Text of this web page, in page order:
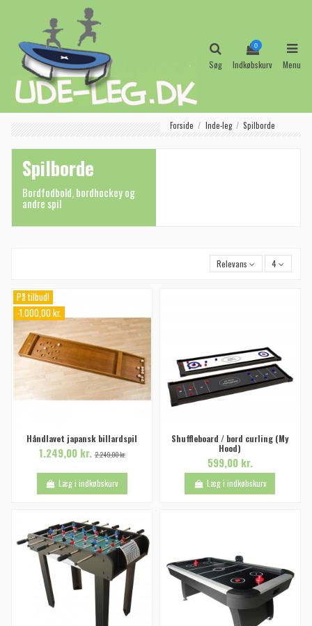
Søg
0
Indkøbskurv Menu
Forside Inde-leg Spilborde
Spilborde
Bordfodbold, bordhockey og
andre spil
Relevans 4
På tilbud!
-1.000,00 kr.
Håndlavet japansk billardspil
1.249,00 kr.2.249,00 kr.
Læg i indkøbskurv
Shuffleboard / bord curling (My
Hood)
599,00 kr.
Læg i indkøbskurv